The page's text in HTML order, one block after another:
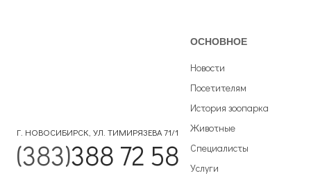
Г. НОВОСИБИРСК, УЛ. ТИМИРЯЗЕВА 71/1
(383)388 72 58
ОСНОВНОЕ
Новости
Посетителям
История зоопарка
Животные
Специалисты
Услуги